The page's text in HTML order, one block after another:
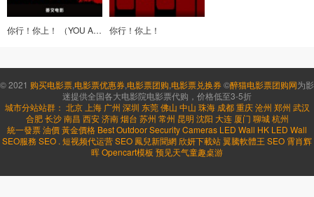
你行！你上！ （YOU ARE THE BEST） 你行！你上！
© 2021 购买电影票 电影票优惠券 电影票团购 电影票兑换券©醉猫电影票团购网为影
迷提供全国各大电影院电影票代购，价格低至3-5折
城市分站站群： 北京 上海 广州 深圳 东莞 佛山 中山 珠海 成都 重庆 沧州 郑州 武汉
合肥 长沙 南昌 西安 济南 烟台 苏州 常州 昆明 沈阳 大连 厦门 聊城 杭州
統一發票油價黃金價格 Best Outdoor Security Cameras LED Wall HK LED Wall
SEO服務 SEO . 短视频代运营SEO 鳳兒新聞網 欣妍下載站翼騰軟體王 SEO 霄肖辉
晖Opencart模板 预见天气童趣桌游